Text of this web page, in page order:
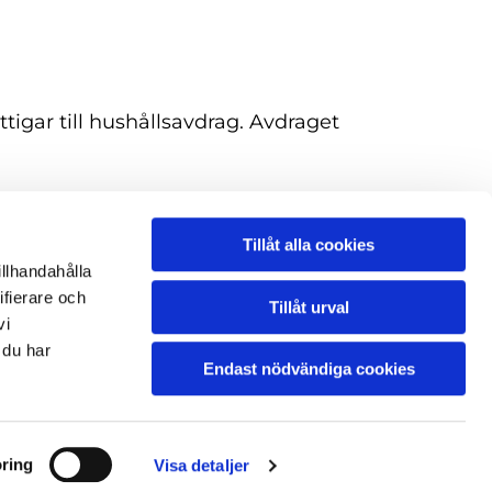
och
har
Visa detaljer
Tillåt alla cookies
Tillåt urval
Endast nödvändiga cookies
till hushållsavdrag. Avdraget